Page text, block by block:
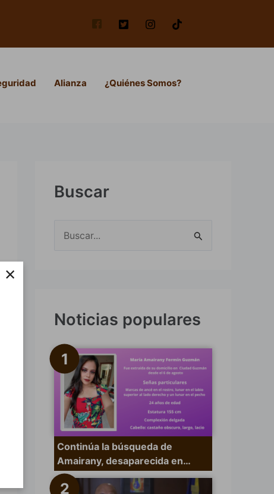
×
Alianza ¿Quiénes Somos?
Buscar
a
p
o
Noticias populares
Continúa la búsqueda de
Amairany, desaparecida en…